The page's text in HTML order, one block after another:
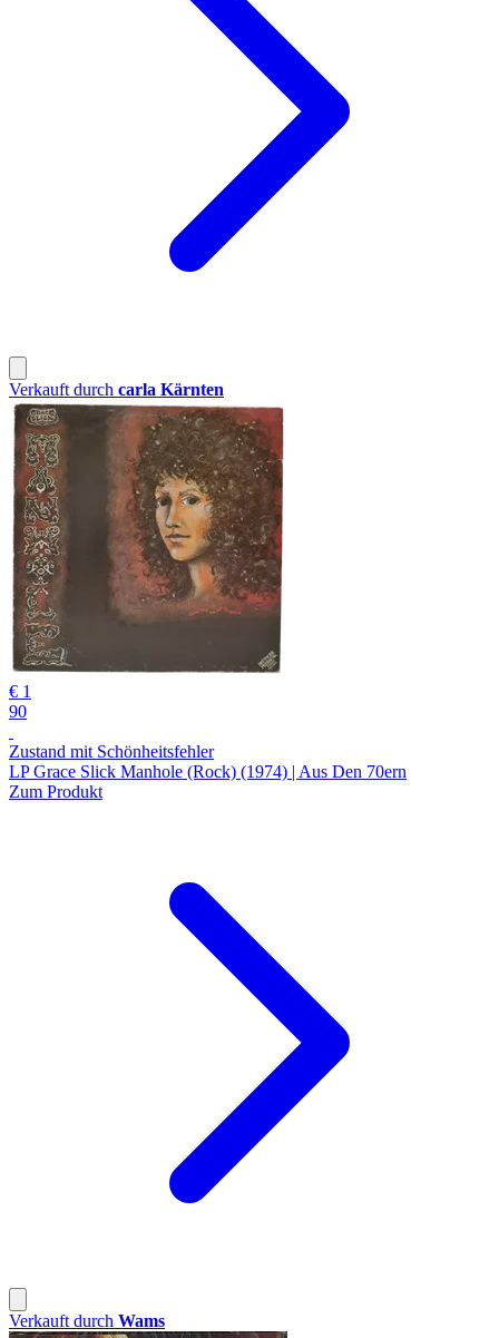
Verkauft durch carla Kärnten
€ 1
90
Zustand mit Schönheitsfehler
LP Grace Slick Manhole (Rock) (1974) | Aus Den 70ern
Zum Produkt
Verkauft durch Wams